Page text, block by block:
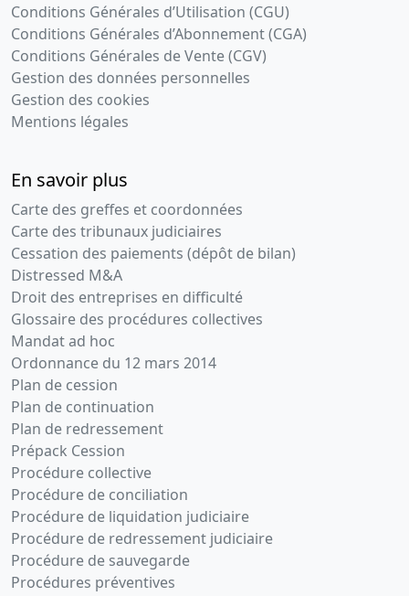
Conditions Générales d’Utilisation (CGU)
Conditions Générales d’Abonnement (CGA)
Conditions Générales de Vente (CGV)
Gestion des données personnelles
Gestion des cookies
Mentions légales
En savoir plus
Carte des greffes et coordonnées
Carte des tribunaux judiciaires
Cessation des paiements (dépôt de bilan)
Distressed M&A
Droit des entreprises en difficulté
Glossaire des procédures collectives
Mandat ad hoc
Ordonnance du 12 mars 2014
Plan de cession
Plan de continuation
Plan de redressement
Prépack Cession
Procédure collective
Procédure de conciliation
Procédure de liquidation judiciaire
Procédure de redressement judiciaire
Procédure de sauvegarde
Procédures préventives